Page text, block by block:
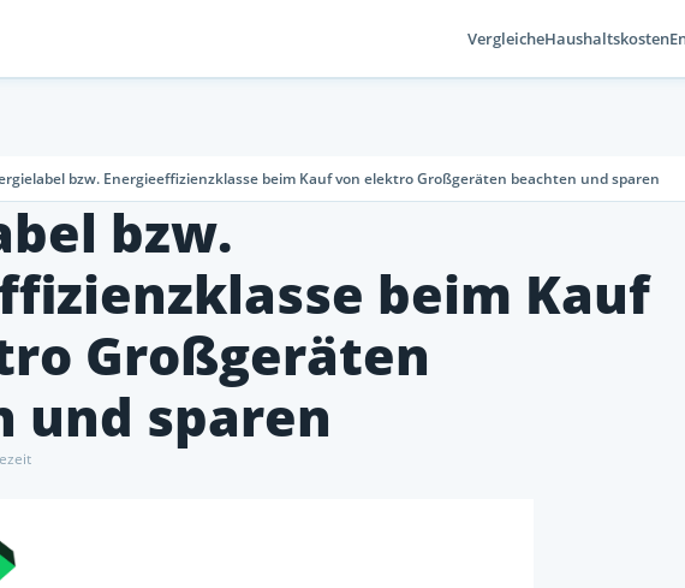
VergleicheHaushaltskosten
bzw. Energieeffizienzklasse beim Kauf von elektro Großgeräten beachten und sparen
bzw.
beim Kauf
Großgeräten
und sparen